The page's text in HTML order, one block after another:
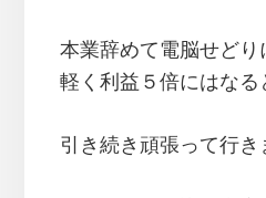
本業辞めて電脳せどり
軽く利益５倍にはなる
引き続き頑張って行き